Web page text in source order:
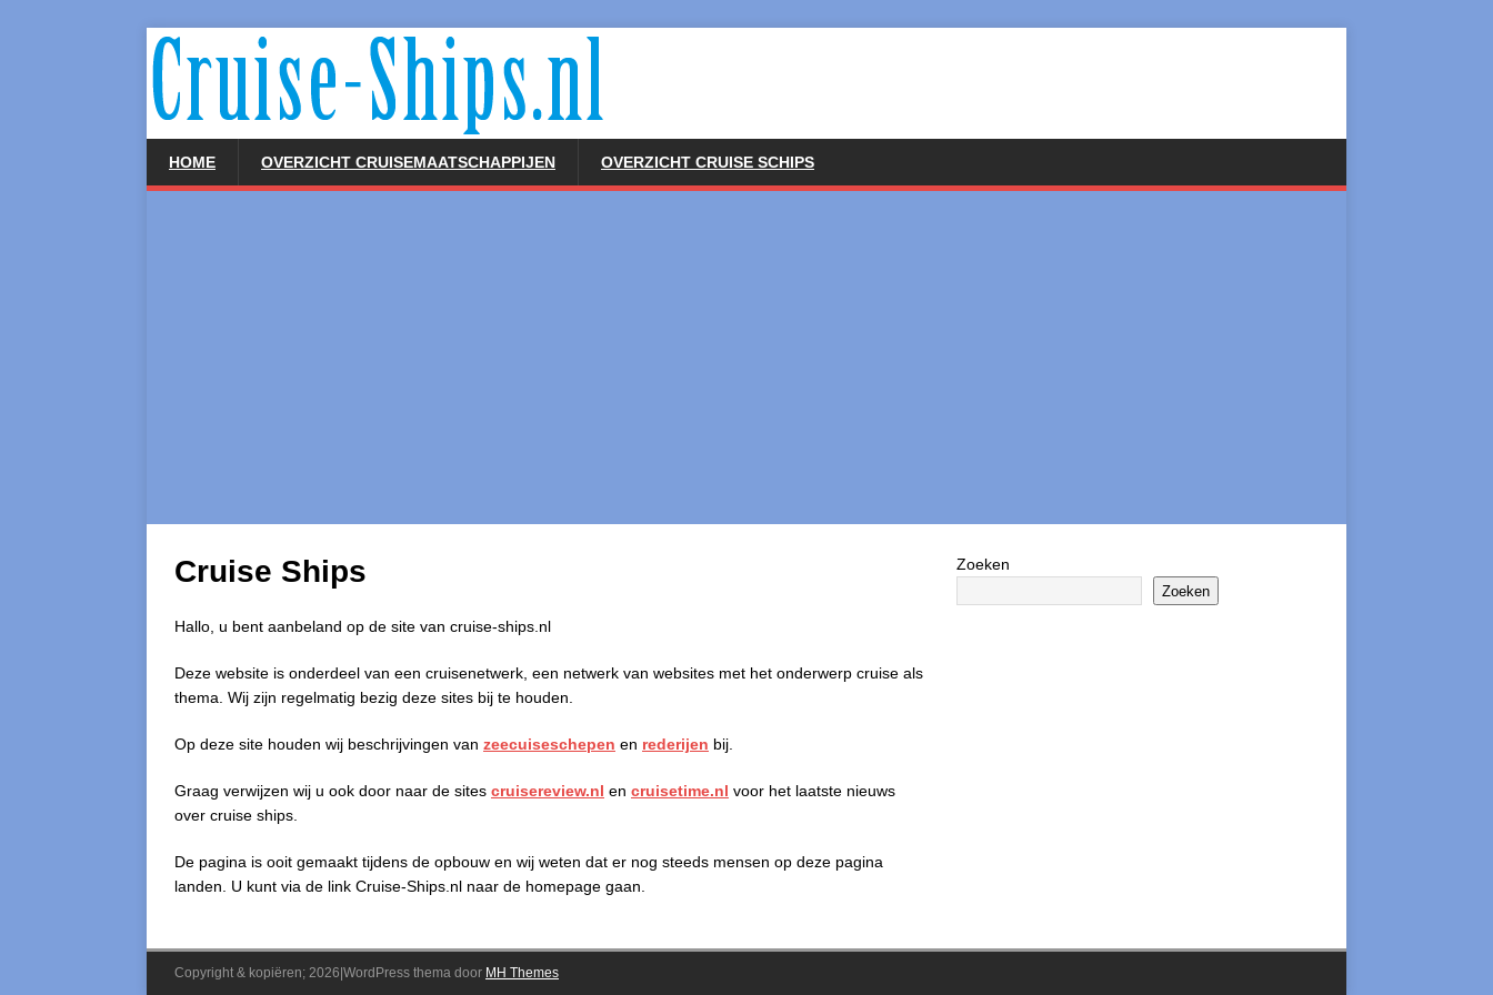
HOME OVERZICHT CRUISEMAATSCHAPPIJEN OVERZICHT CRUISE SCHIPS
Cruise Ships
Hallo, u bent aanbeland op de site van cruise-ships.nl
Deze website is onderdeel van een cruisenetwerk, een netwerk van websites met het onderwerp cruise als
thema. Wij zijn regelmatig bezig deze sites bij te houden.
Op deze site houden wij beschrijvingen van zeecuiseschepen en rederijen bij.
Graag verwijzen wij u ook door naar de sites cruisereview.nl en cruisetime.nl voor het laatste nieuws
over cruise ships.
De pagina is ooit gemaakt tijdens de opbouw en wij weten dat er nog steeds mensen op deze pagina
landen. U kunt via de link Cruise-Ships.nl naar de homepage gaan.
Zoeken
Zoeken
Copyright & kopiëren; 2026|WordPress thema door MH Themes